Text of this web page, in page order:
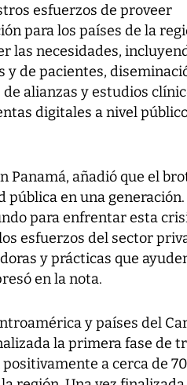
esfuerzos de proveer
para los países de la
las necesidades,
y de pacientes,
alianzas y estudios
digitales a nivel
Panamá, añadió que el
pública en una generación.
para enfrentar esta
esfuerzos del sector
y prácticas que
en la nota.
y países del
la primera fase de
a cerca de